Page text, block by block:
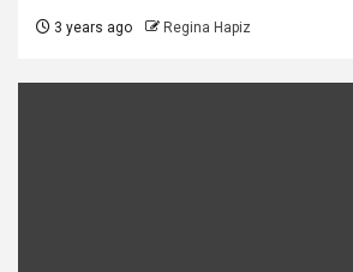
3 years ago Regina Hapiz